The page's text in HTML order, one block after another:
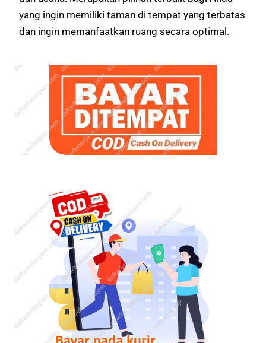
yang ingin memiliki taman di tempat yang terbatas
dan ingin memanfaatkan ruang secara optimal.